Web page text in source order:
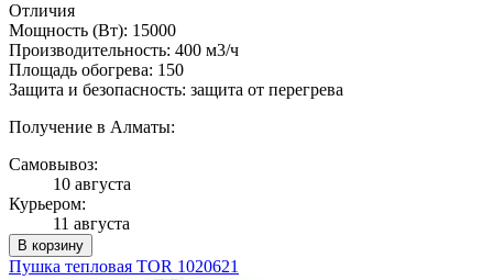
Отличия
Мощность (Вт): 15000
Производительность: 400 м3/ч
Площадь обогрева: 150
Защита и безопасность: защита от перегрева
Получение в Алматы:
Самовывоз:
10 августа
Курьером:
11 августа
В корзину
Пушка тепловая TOR 1020621